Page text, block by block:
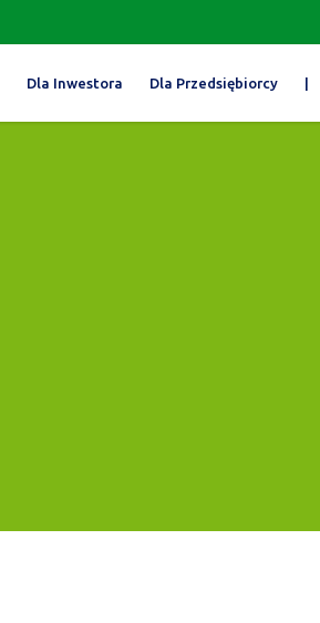
Dla Inwestora Dla Przedsiębiorcy |